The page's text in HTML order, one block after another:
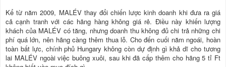
Kể từ năm 2009, MALÉV thay đổi chiến lược kinh doanh khi đưa ra giá
cả cạnh tranh với các hãng hàng không giá rẻ. Ðiều này khiến lượng
khách của MALÉV có tăng, nhưng doanh thu không đủ chi trả những chi
phí quá lớn, nên hãng càng thêm thua lỗ. Cho đến cuối năm ngoái, hoàn
toàn bất lực, chính phủ Hungary không còn dự định gì khả dĩ cho tương
lai MALÉV ngoài việc buông xuôi, sau khi đã cấp thêm cho hãng 5 tỉ Ft